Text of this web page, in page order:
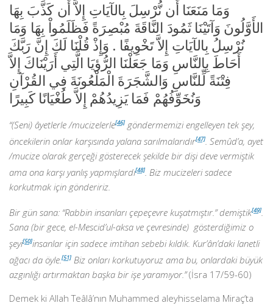
وَمَا مَنَعَنَا أَن نُّرْسِلَ بِالآيَاتِ إِلاَّ أَن كَذَّبَ بِهَا
الأَوَّلُونَ وَآتَيْنَا ثَمُودَ النَّاقَةَ مُبْصِرَةً فَظَلَمُواْ بِهَا وَمَا
نُرْسِلُ بِالآيَاتِ إِلاَّ تَخْوِيفًا . وَإِذْ قُلْنَا لَكَ إِنَّ رَبَّكَ
أَحَاطَ بِالنَّاسِ وَمَا جَعَلْنَا الرُّؤيَا الَّتِي أَرَيْنَاكَ إِلاَّ
فِتْنَةً لِّلنَّاسِ وَالشَّجَرَةَ الْمَلْعُونَةَ فِي القُرْآنِ
وَنُخَوِّفُهُمْ فَمَا يَزِيدُهُمْ إِلاَّ طُغْيَانًا كَبِيرًا
“(Seni) âyetlerle /mucizelerle[46] göndermemizi engelleyen tek şey,
öncekilerin onlar karşısında yalana sarılmalarıdır[47]. Semûd’a, ayet
/mucize olarak gerçeği gösterecek şekilde bir dişi deve vermiştik
ama ona karşı yanlış yapmışlardı[48]. Biz mucizeleri sadece
korkutmak için göndeririz.
Bir gün sana: “Rabbin insanları çepeçevre kuşatmıştır.” demiştik[49].
Sana (bir gece, el-Mescid’ul-aksa ve çevresinde) gösterdiğimiz o
şeyi[50]insanlar için sadece imtihan sebebi kıldık. Kur’ân’daki lanetli
ağacı da öyle.[51] Biz onları korkutuyoruz ama bu, onlardaki büyük
azgınlığı artırmaktan başka bir işe yaramıyor.”(İsra 17/59-60)
Demek ki Allah Teâlâ’nın Muhammed aleyhisselama Miraç’ta